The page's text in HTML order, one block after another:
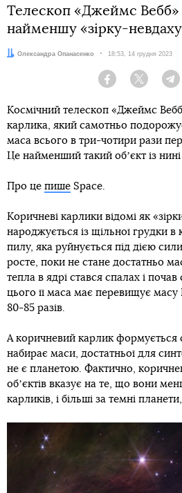
Телескоп «Джеймс Вебб»
найменшу «зірку-
Автор:
Олександра Опанасенко Дата:
18:53, 14 грудня 2023
Facebook Twitter
Космічний телескоп «Джеймс
карлика, який самотньо
маса всього в три-чотири рази
Це найменший такий обʼєкт із нині
Про це пише Space.
Коричневі карлики відомі як
народжується із щільної грудки в
пилу, яка руйнується під дією
росте, поки не стане достатньо
тепла в ядрі стався спалах і
цього її маса має перевищує
80-85 разів.
А коричневий карлик
набирає маси, достатньої для
не є планетою. Фактично,
обʼєктів вказує на те, що вони
карликів, і більші за темні